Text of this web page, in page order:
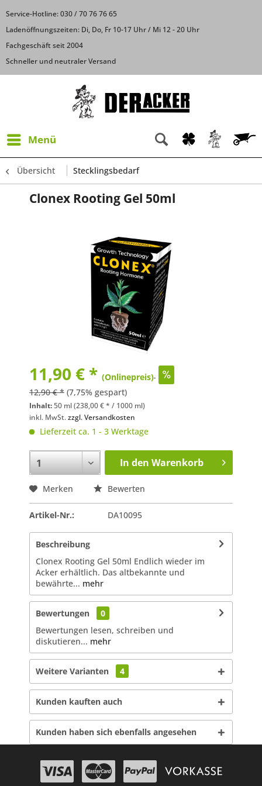
Service-Hotline: 030 / 70 76 76 65
Ladenöffnungszeiten: Di, Do, Fr 10-17 Uhr / Mi 12 - 20 Uhr
Fachgeschäft seit 2004
Schneller und neutraler Versand
Menü
Übersicht Stecklingsbedarf
Clonex Rooting Gel 50ml
11,90 € * (Onlinepreis)
12,90 € * (7,75% gespart)
Inhalt:50 ml (238,00 € * / 1000 ml)
inkl. MwSt.zzgl. Versandkosten
Lieferzeit ca. 1 - 3 Werktage
In den Warenkorb
Merken Bewerten
Artikel-Nr.: DA10095
Beschreibung
Clonex Rooting Gel 50ml Endlich wieder im
Acker erhältlich. Das altbekannte und
bewährte... mehr
Bewertungen
0
Bewertungen lesen, schreiben und
diskutieren... mehr
Weitere Varianten 4
Kunden kauften auch
Kunden haben sich ebenfalls angesehen